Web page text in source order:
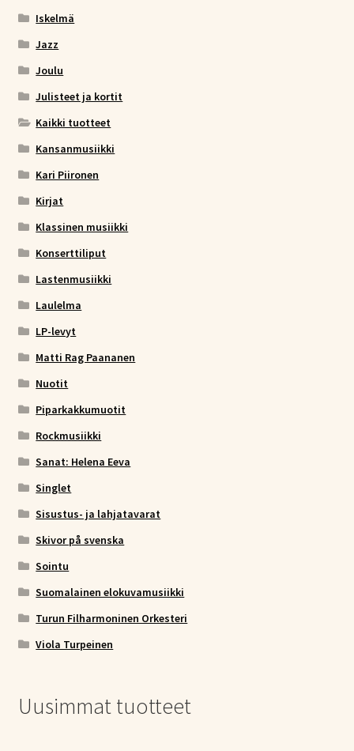
Iskelmä
Jazz
Joulu
Julisteet ja kortit
Kaikki tuotteet
Kansanmusiikki
Kari Piironen
Kirjat
Klassinen musiikki
Konserttiliput
Lastenmusiikki
Laulelma
LP-levyt
Matti Rag Paananen
Nuotit
Piparkakkumuotit
Rockmusiikki
Sanat: Helena Eeva
Singlet
Sisustus- ja lahjatavarat
Skivor på svenska
Sointu
Suomalainen elokuvamusiikki
Turun Filharmoninen Orkesteri
Viola Turpeinen
Uusimmat tuotteet